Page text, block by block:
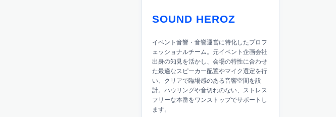
SOUND HEROZ
イベント音響・音響運営に特化したプロフ
ェッショナルチーム。元イベント企画会社
出身の知見を活かし、会場の特性に合わせ
た最適なスピーカー配置やマイク選定を行
い、クリアで臨場感のある音響空間を設
計。ハウリングや音切れのない、ストレス
フリーな本番をワンストップでサポートし
ます。